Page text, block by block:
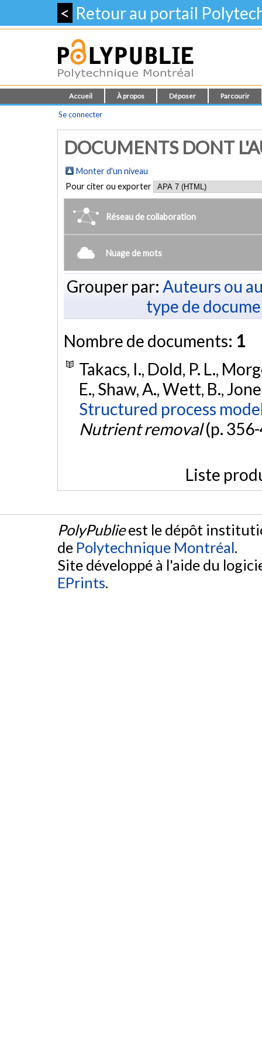
< Retour au portail
Accueil À propos Déposer Parcourir
Se connecter
DOCUMENTS DONT
Monter d'un niveau
Pour citer ou exporter
Réseau de collaboration
Nuage de mots
Grouper par: Auteurs ou
type de
Nombre de documents: 1
Takacs, I., Dold, P. L.,
E., Shaw, A., Wett, B.,
Structured process
Nutrient removal(p.
Liste
PolyPublieest le dépôt
de Polytechnique Montréal.
Site développé à l'aide du
EPrints.